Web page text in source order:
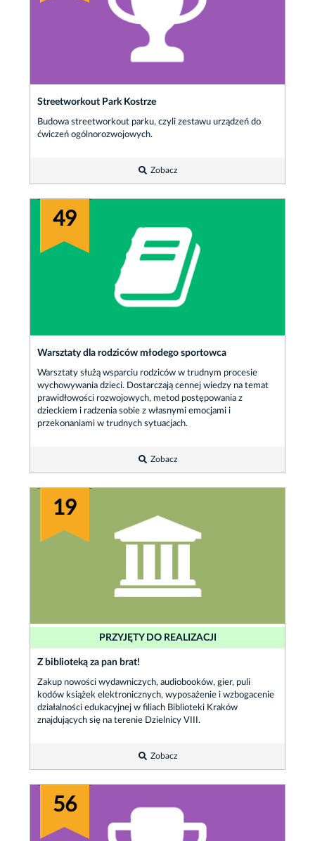
Streetworkout Park Kostrze
Budowa streetworkout parku, czyli zestawu urządzeń do
ćwiczeń ogólnorozwojowych.
Zobacz
49
Warsztaty dla rodziców młodego sportowca
Warsztaty służą wsparciu rodziców w trudnym procesie
wychowywania dzieci. Dostarczają cennej wiedzy na temat
prawidłowości rozwojowych, metod postępowania z
dzieckiem i radzenia sobie z własnymi emocjami i
przekonaniami w trudnych sytuacjach.
Zobacz
19
PRZYJĘTY DO REALIZACJI
Z biblioteką za pan brat!
Zakup nowości wydawniczych, audiobooków, gier, puli
kodów książek elektronicznych, wyposażenie i wzbogacenie
działalności edukacyjnej w filiach Biblioteki Kraków
znajdujących się na terenie Dzielnicy VIII.
Zobacz
56